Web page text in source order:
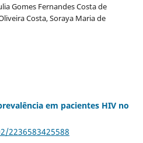
Gomes Fernandes Costa de
Costa, Soraya Maria de
em pacientes HIV no
2236583425588